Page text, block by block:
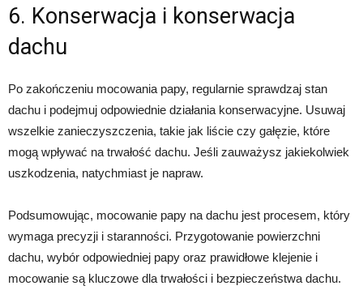
6. Konserwacja i konserwacja
dachu
Po zakończeniu mocowania papy, regularnie sprawdzaj stan
dachu i podejmuj odpowiednie działania konserwacyjne. Usuwaj
wszelkie zanieczyszczenia, takie jak liście czy gałęzie, które
mogą wpływać na trwałość dachu. Jeśli zauważysz jakiekolwiek
uszkodzenia, natychmiast je napraw.
Podsumowując, mocowanie papy na dachu jest procesem, który
wymaga precyzji i staranności. Przygotowanie powierzchni
dachu, wybór odpowiedniej papy oraz prawidłowe klejenie i
mocowanie są kluczowe dla trwałości i bezpieczeństwa dachu.